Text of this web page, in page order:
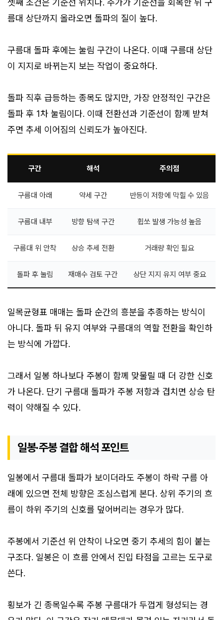
셋째 조건은 기준선 위치다. 주가가 기준선을 회복한 뒤 구
름대 상단까지 올라오면 돌파의 질이 높다.
구름대 돌파 후에는 눌림 구간이 나온다. 이때 구름대 상단
이 지지로 바뀌는지 보는 작업이 중요하다.
돌파 직후 급등하는 종목도 많지만, 가장 안정적인 구간은
돌파 후 1차 눌림이다. 이때 전환선과 기준선이 함께 받쳐
주면 추세 이어짐의 신뢰도가 높아진다.
구간 해석 주의점
구름대 아래 약세 구간 반등이 저항에 막힐 수 있음
구름대 내부 방향 탐색 구간 휩쏘 발생 가능성 높음
구름대 위 안착 상승 추세 전환 거래량 확인 필요
돌파 후 눌림 재매수 검토 구간 상단 지지 유지 여부 중요
일목균형표 매매는 돌파 순간의 흥분을 추종하는 방식이
아니다. 돌파 뒤 유지 여부와 구름대의 역할 전환을 확인하
는 방식에 가깝다.
그래서 일봉 하나보다 주봉이 함께 맞물릴 때 더 강한 신호
가 나온다. 단기 구름대 돌파가 주봉 저항과 겹치면 상승 탄
력이 약해질 수 있다.
일봉·주봉 결합 해석 포인트
일봉에서 구름대 돌파가 보이더라도 주봉이 하락 구름 아
래에 있으면 전체 방향은 조심스럽게 본다. 상위 주기의 흐
름이 하위 주기의 신호를 덮어버리는 경우가 많다.
주봉에서 기준선 위 안착이 나오면 중기 추세의 힘이 붙는
구조다. 일봉은 이 흐름 안에서 진입 타점을 고르는 도구로
쓴다.
횡보가 긴 종목일수록 주봉 구름대가 두껍게 형성되는 경